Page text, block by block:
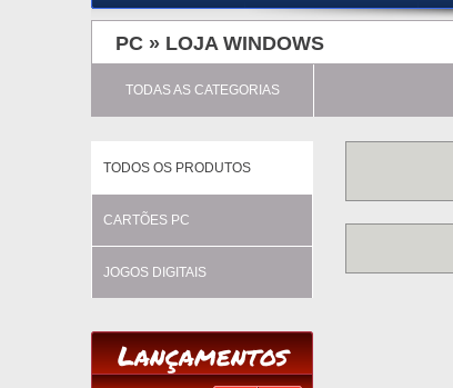
PC » LOJA WINDOWS
TODAS AS CATEGORIAS
TODOS OS PRODUTOS
CARTÕES PC
JOGOS DIGITAIS
Lançamentos